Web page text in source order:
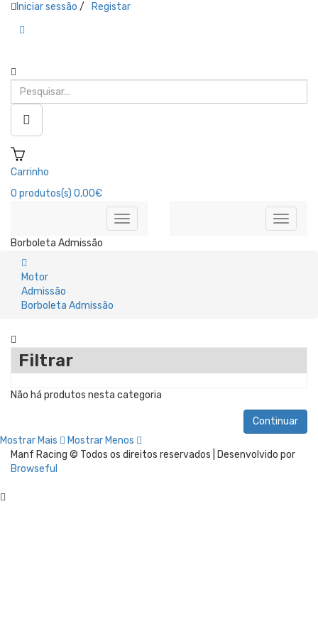
Iniciar sessão / Registar
Carrinho
0 produtos(s) 0,00€
Borboleta Admissão
Motor
Admissão
Borboleta Admissão
Filtrar
Não há produtos nesta categoria
Continuar
Mostrar Mais
Mostrar Menos
Manf Racing © Todos os direitos reservados | Desenvolvido por
Browseful